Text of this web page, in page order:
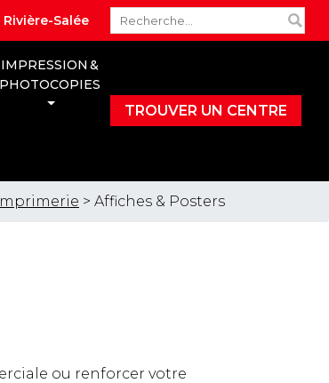
Salée
IMPRESSION &
PHOTOCOPIES
TROUVER UN CENTRE
> Affiches & Posters
ou renforcer votre